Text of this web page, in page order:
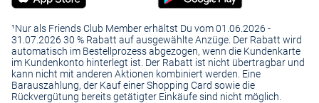
¹Nur als Friends Club Member erhältst Du vom 01.06.2026 -
31.07.2026 30 % Rabatt auf ausgewählte Anzüge. Der Rabatt wird
automatisch im Bestellprozess abgezogen, wenn die Kundenkarte
im Kundenkonto hinterlegt ist. Der Rabatt ist nicht übertragbar und
kann nicht mit anderen Aktionen kombiniert werden. Eine
Barauszahlung, der Kauf einer Shopping Card sowie die
Rückvergütung bereits getätigter Einkäufe sind nicht möglich.